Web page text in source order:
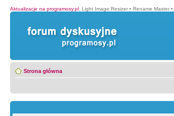
Aktualizacje na programosy.pl: Light Image Resizer • Rename Master •
Strona główna